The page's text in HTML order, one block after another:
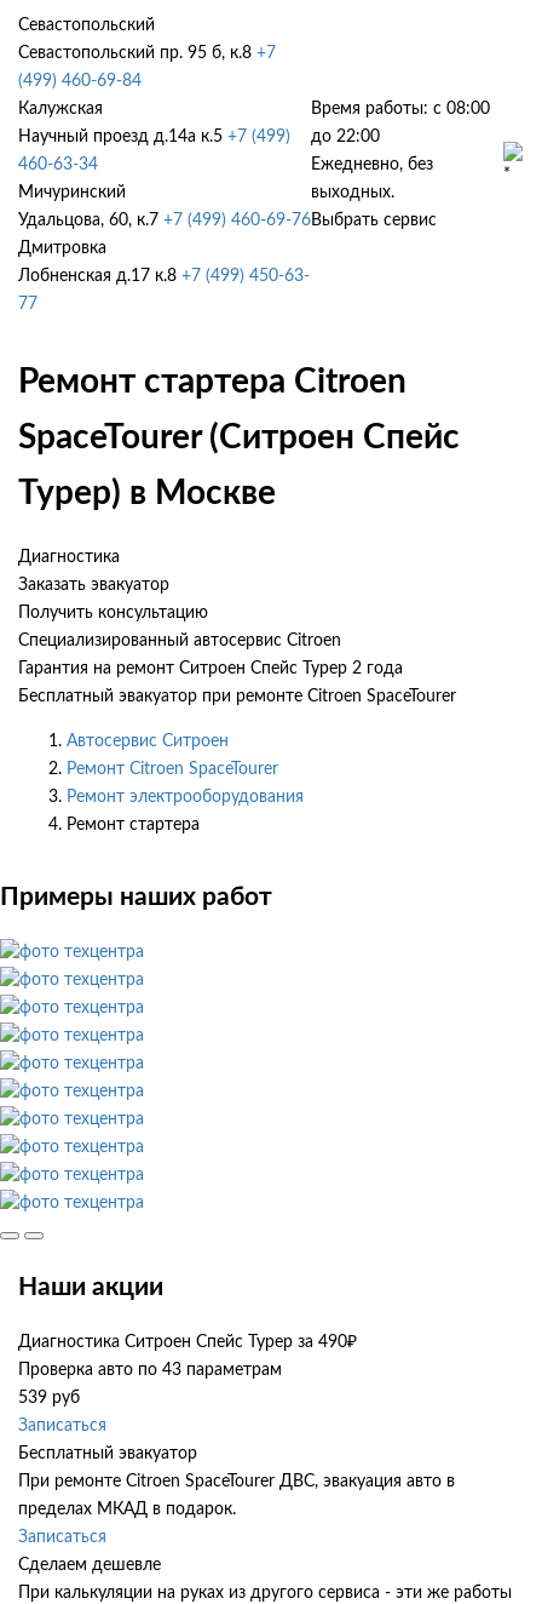
Севастопольский
Севастопольский пр. 95 б, к.8 +7
(499) 460-69-84
Калужская
Научный проезд д.14а к.5 +7 (499)
460-63-34
Мичуринский
Удальцова, 60, к.7 +7 (499) 460-69-76
Дмитровка
Лобненская д.17 к.8 +7 (499) 450-63-
77
Время работы: с 08:00
до 22:00
Ежедневно, без
выходных.
Выбрать сервис
Ремонт стартера Citroen
SpaceTourer (Ситроен Спейс
Турер) в Москве
Диагностика
Заказать эвакуатор
Получить консультацию
Специализированный автосервис Citroen
Гарантия на ремонт Ситроен Спейс Турер 2 года
Бесплатный эвакуатор при ремонте Citroen SpaceTourer
Автосервис Ситроен
Ремонт Citroen SpaceTourer
Ремонт электрооборудования
Ремонт стартера
Примеры наших работ
Наши акции
Диагностика Ситроен Спейс Турер за 490₽
Проверка авто по 43 параметрам
539 руб
Записаться
Бесплатный эвакуатор
При ремонте Citroen SpaceTourer ДВС, эвакуация авто в
пределах МКАД в подарок.
Записаться
Сделаем дешевле
При калькуляции на руках из другого сервиса - эти же работы